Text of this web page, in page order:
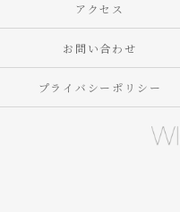
アクセス
お問い合わせ
プライバシーポリシー